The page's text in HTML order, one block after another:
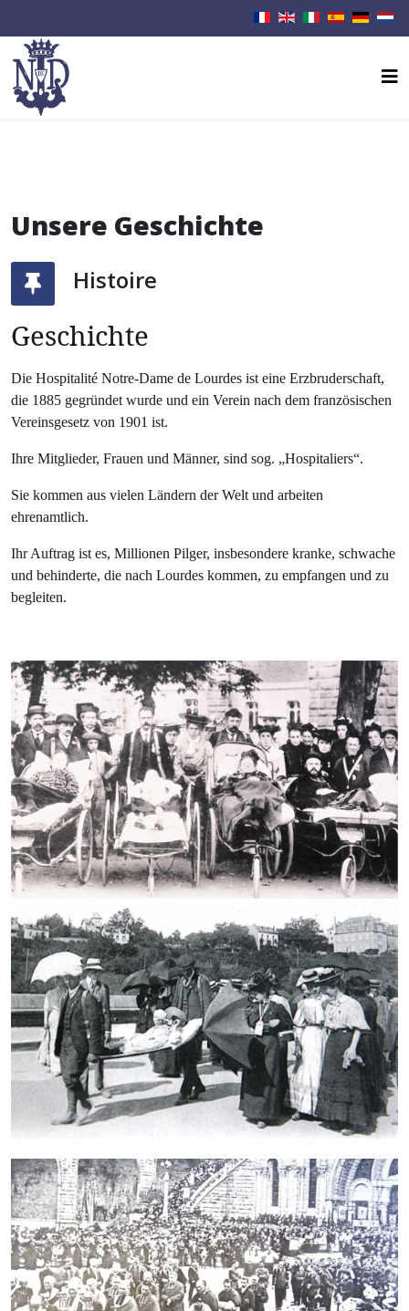
Unsere Geschichte
Histoire
Geschichte
Die Hospitalité Notre-Dame de Lourdes ist eine Erzbruderschaft,
die 1885 gegründet wurde und ein Verein nach dem französischen
Vereinsgesetz von 1901 ist.
Ihre Mitglieder, Frauen und Männer, sind sog. „Hospitaliers“.
Sie kommen aus vielen Ländern der Welt und arbeiten
ehrenamtlich.
Ihr Auftrag ist es, Millionen Pilger, insbesondere kranke, schwache
und behinderte, die nach Lourdes kommen, zu empfangen und zu
begleiten.